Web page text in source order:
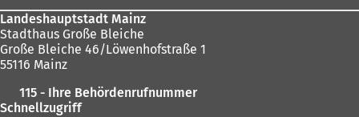
Landeshauptstadt Mainz
Stadthaus Große Bleiche
Große Bleiche 46/Löwenhofstraße 1
55116 Mainz
115 - Ihre Behördenrufnummer
Schnellzugriff